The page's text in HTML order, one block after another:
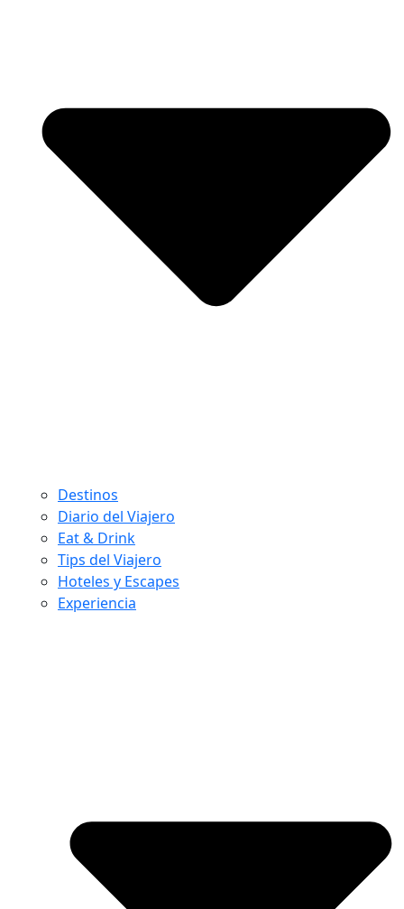
Destinos
Diario del Viajero
Eat & Drink
Tips del Viajero
Hoteles y Escapes
Experiencia